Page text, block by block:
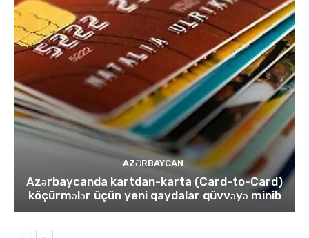
AZƏRBAYCAN
Azərbaycanda kartdan-karta (Card-to-Card)
köçürmələr üçün yeni qaydalar qüvvəyə minib